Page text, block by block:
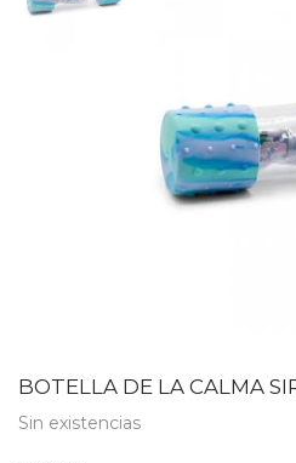
BOTELLA DE LA CALMA
Sin existencias